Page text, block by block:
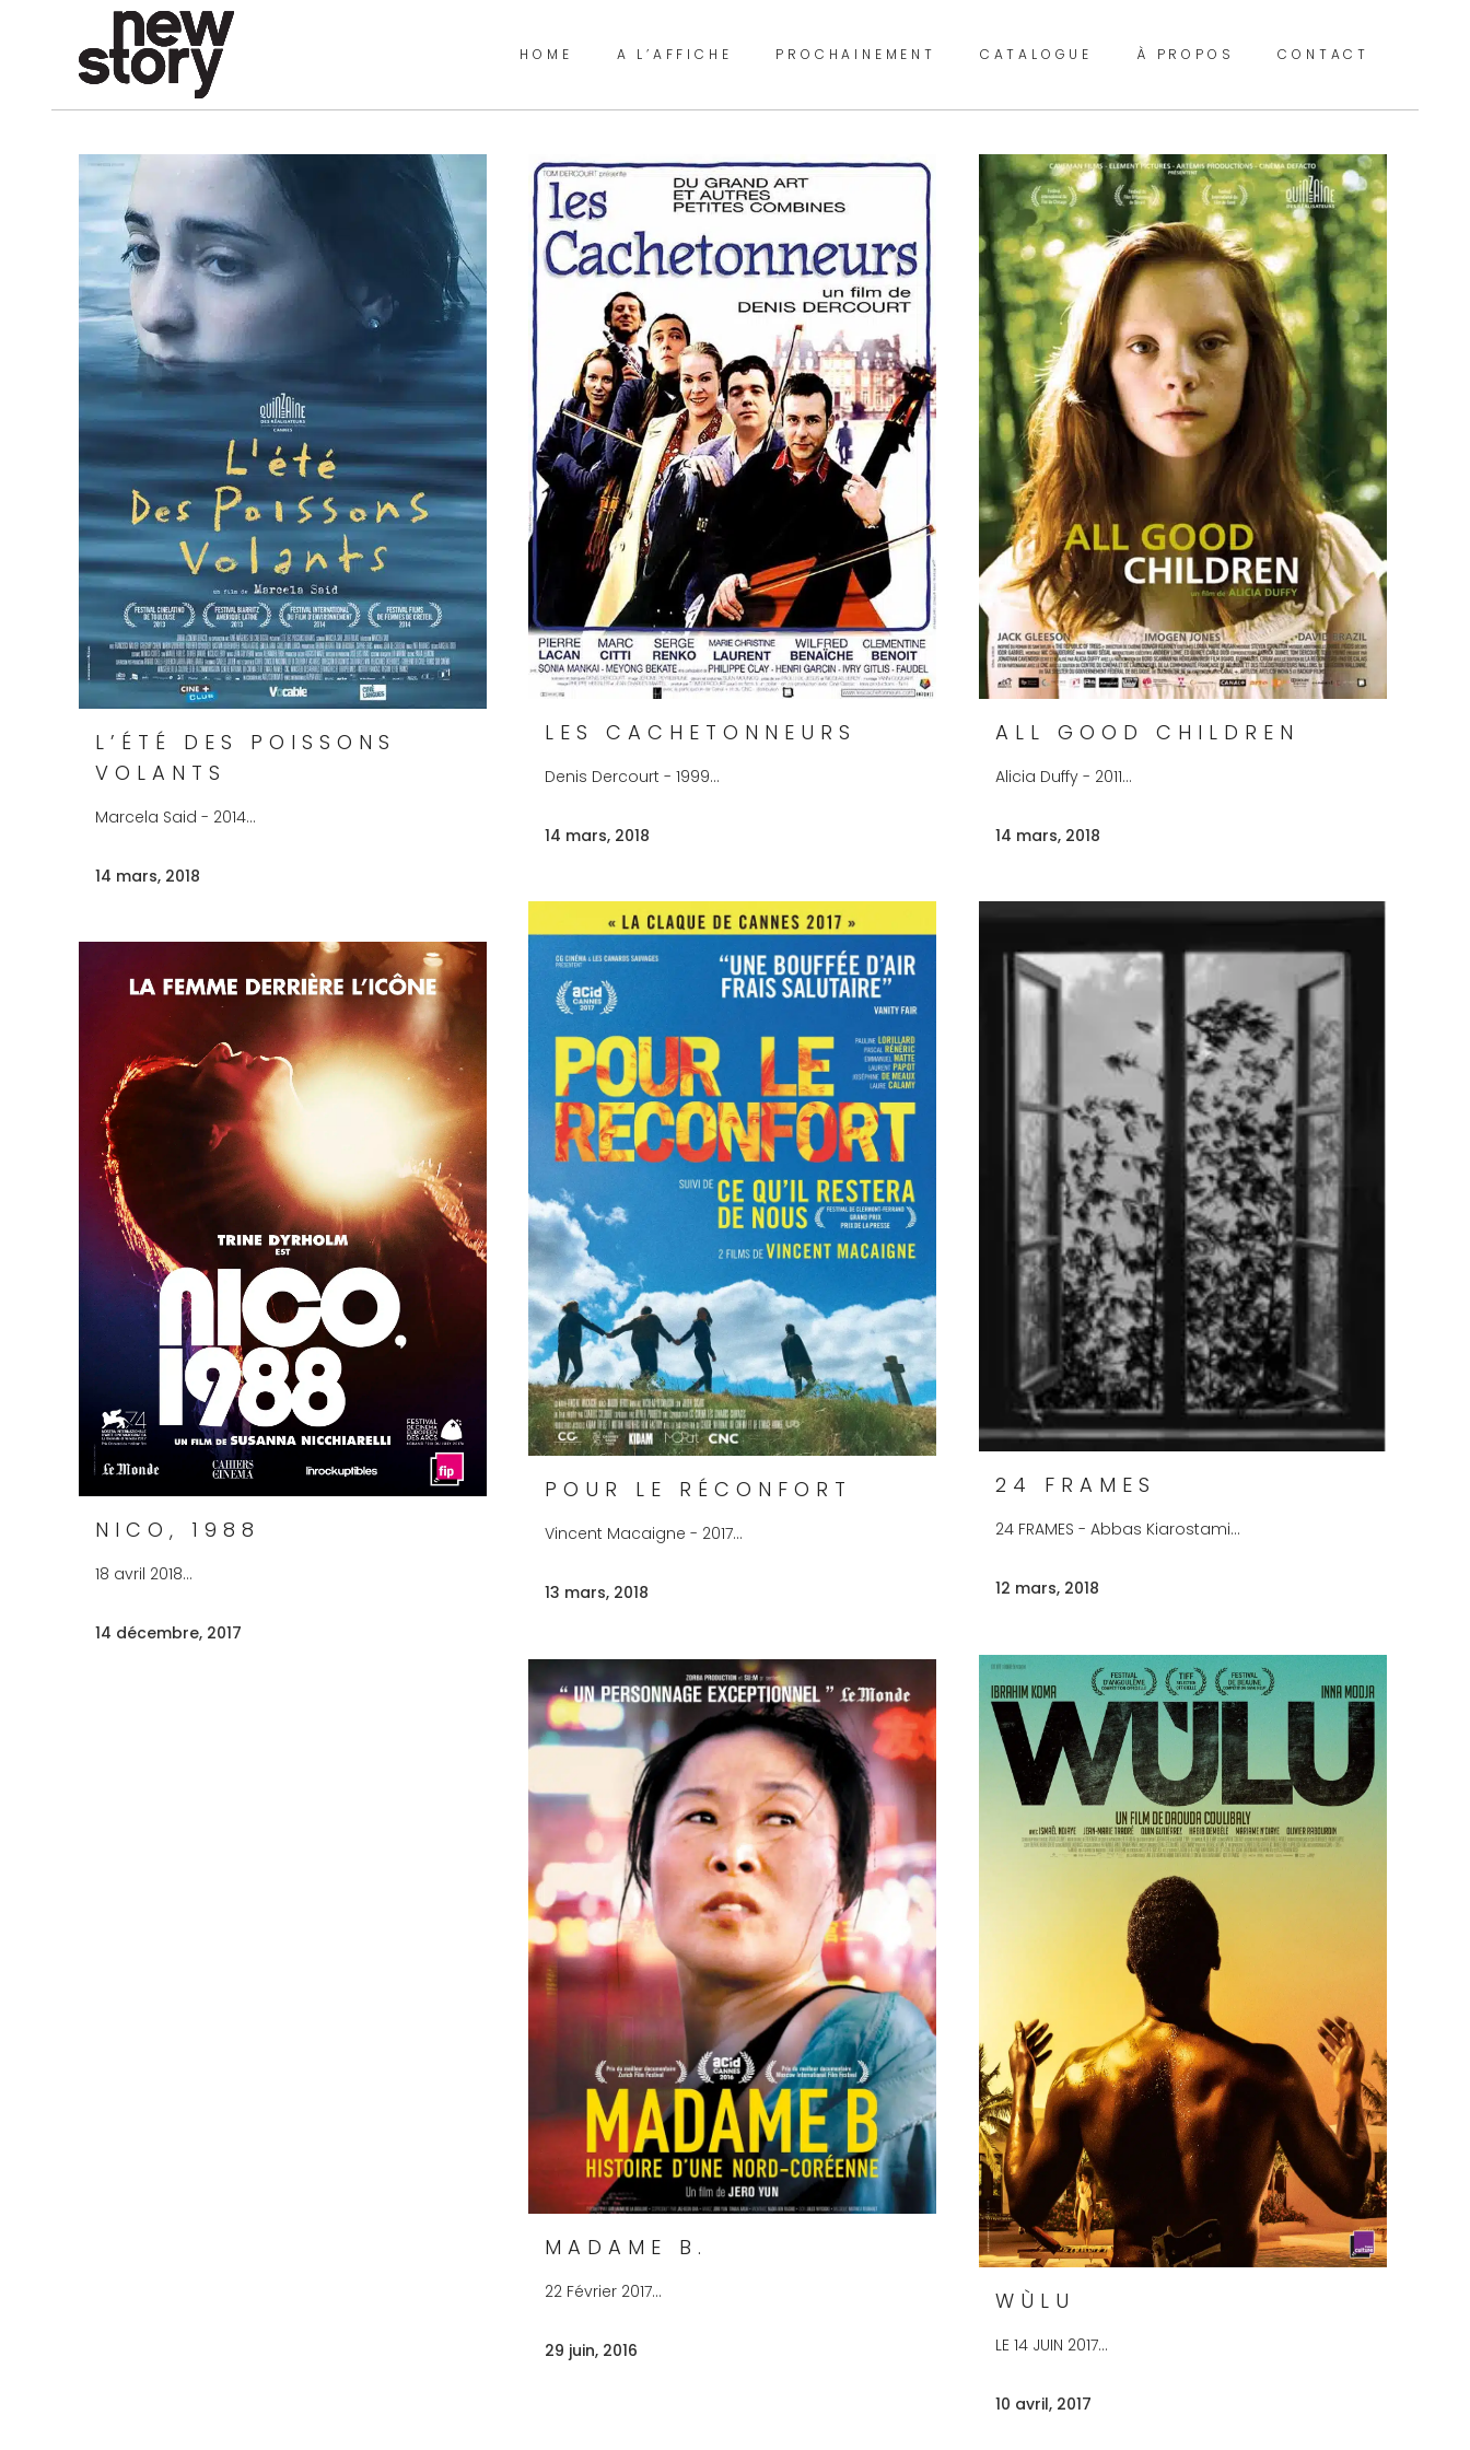
HOME A L’AFFICHE PROCHAINEMENT CATALOGUE À PROPOS CONTACT
L’ÉTÉ DES POISSONS
VOLANTS
Marcela Said - 2014...
14 mars, 2018
LES CACHETONNEURS
Denis Dercourt - 1999...
14 mars, 2018
ALL GOOD CHILDREN
Alicia Duffy - 2011...
14 mars, 2018
POUR LE RÉCONFORT
Vincent Macaigne - 2017...
13 mars, 2018
24 FRAMES
24 FRAMES - Abbas Kiarostami...
12 mars, 2018
NICO, 1988
18 avril 2018...
14 décembre, 2017
WÙLU
LE 14 JUIN 2017...
10 avril, 2017
MADAME B.
22 Février 2017...
29 juin, 2016